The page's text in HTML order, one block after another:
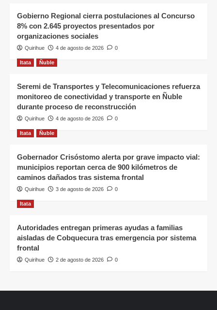
Gobierno Regional cierra postulaciones al Concurso
8% con 2.645 proyectos presentados por
organizaciones sociales
Quirihue 4 de agosto de 2026 0
Itata Ñuble
Seremi de Transportes y Telecomunicaciones refuerza
monitoreo de conectividad y transporte en Ñuble
durante proceso de reconstrucción
Quirihue 4 de agosto de 2026 0
Itata Ñuble
Gobernador Crisóstomo alerta por grave impacto vial:
municipios reportan cerca de 900 kilómetros de
caminos dañados tras sistema frontal
Quirihue 3 de agosto de 2026 0
Itata
Autoridades entregan primeras ayudas a familias
aisladas de Cobquecura tras emergencia por sistema
frontal
Quirihue 2 de agosto de 2026 0